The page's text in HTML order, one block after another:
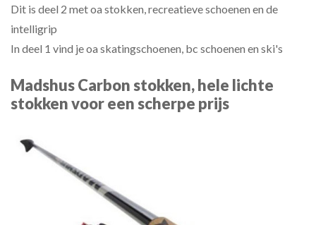
Dit is deel 2 met oa stokken, recreatieve schoenen en de
intelligrip
In deel 1 vind je oa skatingschoenen, bc schoenen en ski's
Madshus Carbon stokken, hele lichte
stokken voor een scherpe prijs